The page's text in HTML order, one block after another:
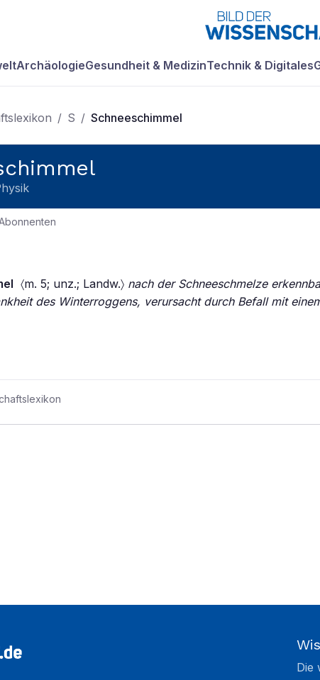
ArchäologieGesundheit & MedizinTechnik & Digitales
/ S / Schneeschimmel
〈m. 5; unz.; Landw.〉 nach der Schneeschmelze
des Winterroggens, verursacht durch Befall mit
Die